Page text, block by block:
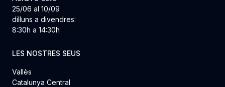
25/06 al 10/09
dilluns a divendres:
8:30h a 14:30h
LES NOSTRES SEUS
Vallès
Catalunya Central